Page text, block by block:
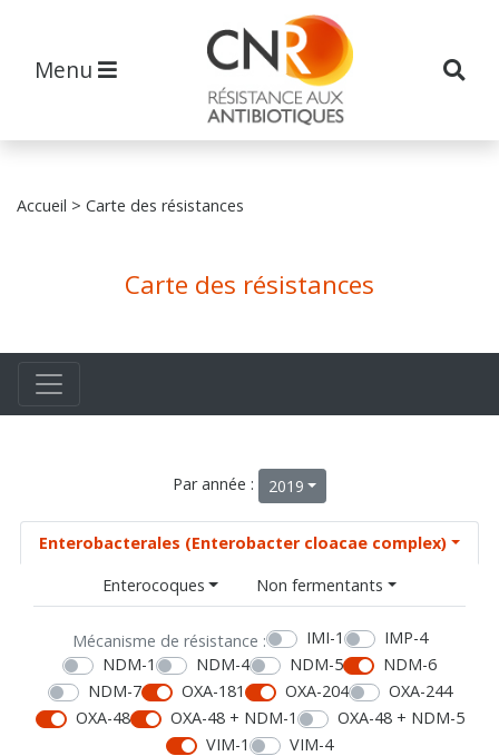
Menu
Accueil > Carte des résistances
Carte des résistances
Par année : 2019
Enterobacterales (Enterobacter cloacae complex)
Enterocoques
Non fermentants
Mécanisme de résistance : IMI-1
IMP-4
NDM-1
NDM-4 NDM-5
NDM-6
NDM-7
OXA-181 OXA-204
OXA-244
OXA-48
OXA-48 + NDM-1
OXA-48 + NDM-5
VIM-1
VIM-4